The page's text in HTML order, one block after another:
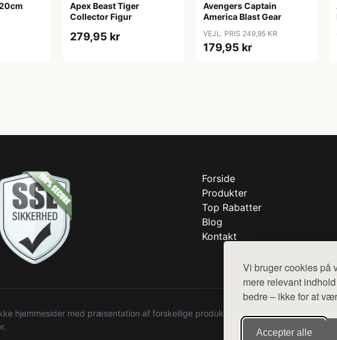
Vi bruger cookies på
mere relevant
bedre – ikke for at
Accepter alle
Apex Beast Tiger
Collector Figur
279,95 kr
Avengers Captain
America Blast Gear
VEJL. PRIS 249,95 KR
179,95 kr
Forside
Produkter
Top Rabatter
Blog
Kontakt
hjemmesider med præsentation af forskellige produkter fra diverse webshops.